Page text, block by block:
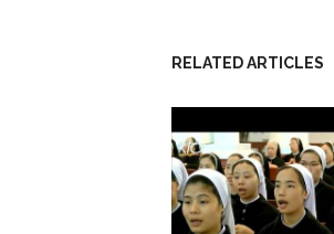
RELATED ARTICLES